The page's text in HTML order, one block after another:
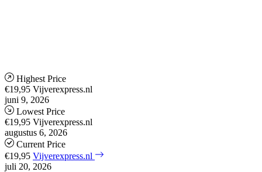
Highest Price
€19,95 Vijverexpress.nl
juni 9, 2026
Lowest Price
€19,95 Vijverexpress.nl
augustus 6, 2026
Current Price
€19,95 Vijverexpress.nl
juli 20, 2026